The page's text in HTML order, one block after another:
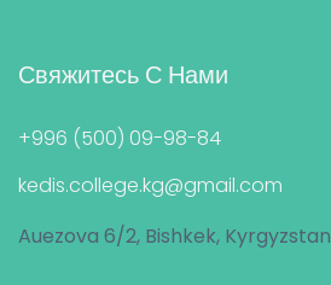
Свяжитесь С Нами
+996 (500) 09-98-84
kedis.college.kg@gmail.com
Auezova 6/2, Bishkek, Kyrgyzstan